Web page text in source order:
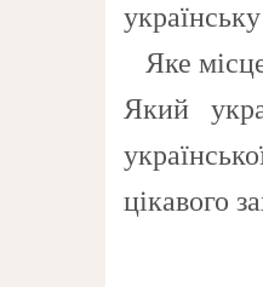
Яке
Який
цікавого